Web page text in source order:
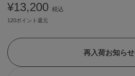
Ballelite
バレリット
BANDOLIER
バンドリヤー
Barbour
¥13,200 税込
120ポイント還元
再入荷お知らせ